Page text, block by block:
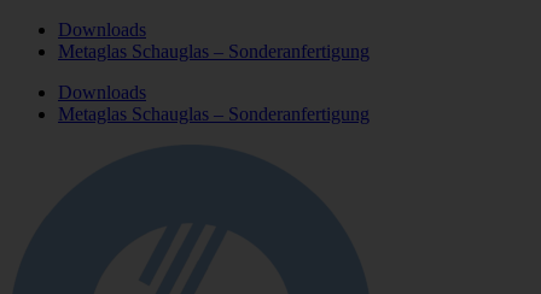
Downloads
Metaglas Schauglas – Sonderanfertigung
Downloads
Metaglas Schauglas – Sonderanfertigung